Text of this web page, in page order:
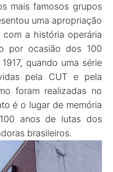
mais famosos grupos
uma apropriação
a história operária
por ocasião dos 100
quando uma série
pela CUT e pela
foram realizadas no
é o lugar de memória
anos de lutas dos
brasileiros.